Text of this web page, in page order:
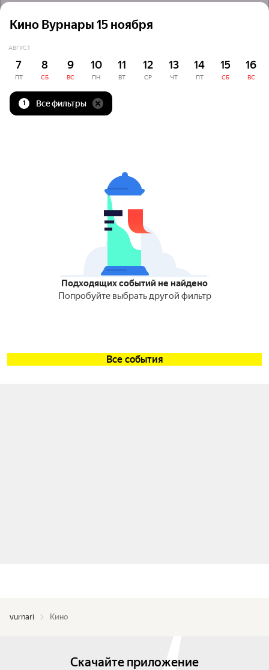
Кино Вурнары 15 ноября
АВГУСТ
7
ПТ
8
СБ
9
ВС
10
ПН
11
ВТ
12
СР
13
ЧТ
14
ПТ
15
СБ
16
ВС
1 Все фильтры
Подходящих событий не найдено
Попробуйте выбрать другой фильтр
Все события
vurnari Кино
Скачайте приложение